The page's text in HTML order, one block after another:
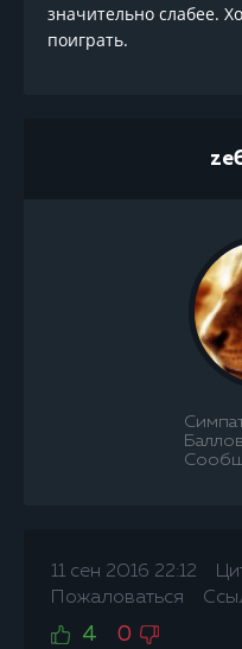
значительно слабее.
поиграть.
Баллов
11 сен 2016 22:12
Пожаловаться
4 0